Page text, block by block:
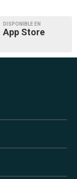
DISPONIBLE EN
App Store